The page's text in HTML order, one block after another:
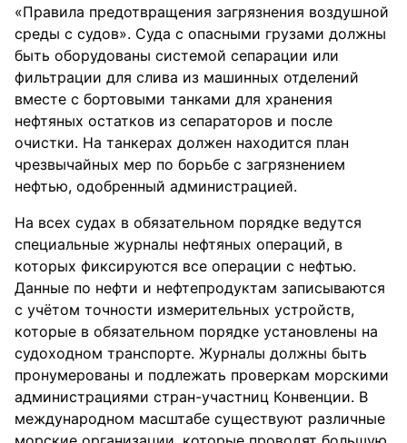
«Правила предотвращения загрязнения воздушной
среды с судов». Суда с опасными грузами должны
быть оборудованы системой сепарации или
фильтрации для слива из машинных отделений
вместе с бортовыми танками для хранения
нефтяных остатков из сепараторов и после
очистки. На танкерах должен находится план
чрезвычайных мер по борьбе с загрязнением
нефтью, одобренный администрацией.
На всех судах в обязательном порядке ведутся
специальные журналы нефтяных операций, в
которых фиксируются все операции с нефтью.
Данные по нефти и нефтепродуктам записываются
с учётом точности измерительных устройств,
которые в обязательном порядке установлены на
судоходном транспорте. Журналы должны быть
пронумерованы и подлежать проверкам морскими
администрациями стран-участниц Конвенции. В
международном масштабе существуют различные